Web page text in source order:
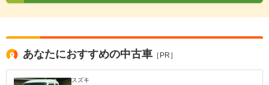
あなたにおすすめの中古車 ［PR］
スズキ